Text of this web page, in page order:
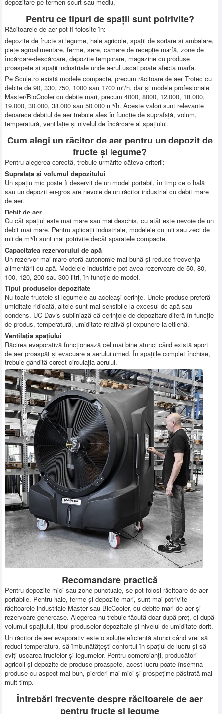
depozitare pe termen scurt sau mediu.
Pentru ce tipuri de spații sunt potrivite?
Răcitoarele de aer pot fi folosite în:
depozite de fructe și legume, hale agricole, spații de sortare și ambalare,
piețe agroalimentare, ferme, sere, camere de recepție marfă, zone de
încărcare-descărcare, depozite temporare, magazine cu produse
proaspete și spații industriale unde aerul uscat poate afecta marfa.
Pe Scule.ro există modele compacte, precum răcitoare de aer Trotec cu
debite de 90, 330, 750, 1000 sau 1700 m³/h, dar și modele profesionale
Master/BioCooler cu debite mari, precum 4000, 8000, 12.000, 18.000,
19.000, 30.000, 38.000 sau 50.000 m³/h. Aceste valori sunt relevante
deoarece debitul de aer trebuie ales în funcție de suprafață, volum,
temperatură, ventilație și nivelul de încărcare al spațiului.
Cum alegi un răcitor de aer pentru un depozit de
fructe și legume?
Pentru alegerea corectă, trebuie urmărite câteva criterii:
Suprafața și volumul depozitului
Un spațiu mic poate fi deservit de un model portabil, în timp ce o hală
sau un depozit en-gros are nevoie de un răcitor industrial cu debit mare
de aer.
Debit de aer
Cu cât spațiul este mai mare sau mai deschis, cu atât este nevoie de un
debit mai mare. Pentru aplicații industriale, modelele cu mii sau zeci de
mii de m³/h sunt mai potrivite decât aparatele compacte.
Capacitatea rezervorului de apă
Un rezervor mai mare oferă autonomie mai bună și reduce frecvența
alimentării cu apă. Modelele industriale pot avea rezervoare de 50, 80,
100, 120, 200 sau 300 litri, în funcție de model.
Tipul produselor depozitate
Nu toate fructele și legumele au aceleași cerințe. Unele produse preferă
umiditate ridicată, altele sunt mai sensibile la excesul de apă sau
condens. UC Davis subliniază că cerințele de depozitare diferă în funcție
de produs, temperatură, umiditate relativă și expunere la etilenă.
Ventilația spațiului
Răcirea evaporativă funcționează cel mai bine atunci când există aport
de aer proaspăt și evacuare a aerului umed. În spațiile complet închise,
trebuie gândită corect circulația aerului.
Recomandare practică
Pentru depozite mici sau zone punctuale, se pot folosi răcitoare de aer
portabile. Pentru hale, ferme și depozite mari, sunt mai potrivite
răcitoarele industriale Master sau BioCooler, cu debite mari de aer și
rezervoare generoase. Alegerea nu trebuie făcută doar după preț, ci după
volumul spațiului, tipul produselor depozitate și nivelul de umiditate dorit.
Un răcitor de aer evaporativ este o soluție eficientă atunci când vrei să
reduci temperatura, să îmbunătățești confortul în spațiul de lucru și să
eviți uscarea fructelor și legumelor. Pentru comercianți, producători
agricoli și depozite de produse proaspete, acest lucru poate însemna
produse cu aspect mai bun, pierderi mai mici și prospețime păstrată mai
mult timp.
Întrebări frecvente despre răcitoarele de aer
pentru fructe și legume